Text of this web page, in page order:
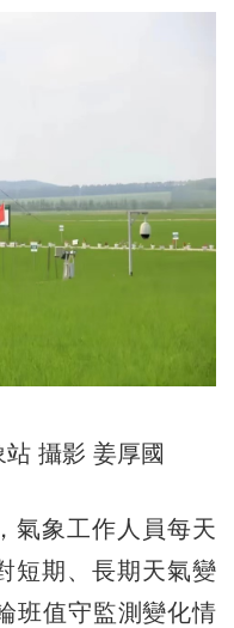
攝影 姜厚國
象工作人員每天
短期、長期天氣變
班值守監測變化情